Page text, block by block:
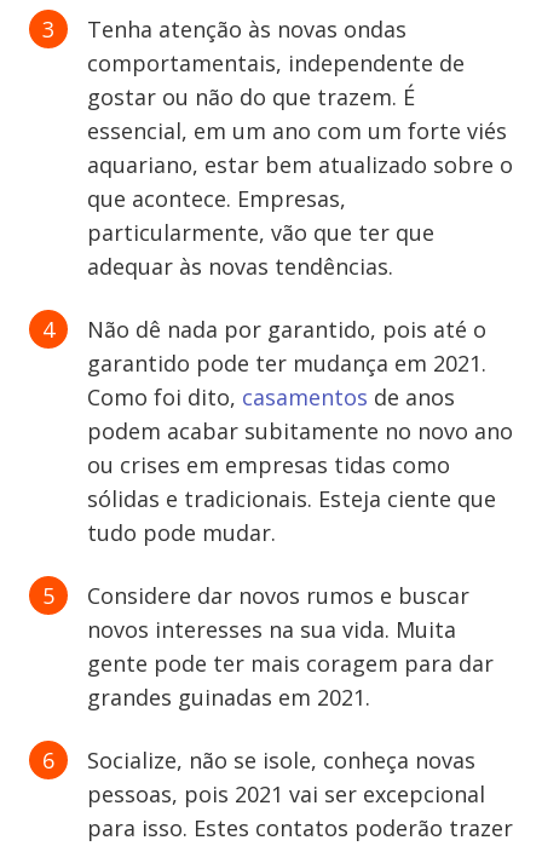
Tenha atenção às novas ondas
comportamentais, independente de
gostar ou não do que trazem. É
essencial, em um ano com um forte viés
aquariano, estar bem atualizado sobre o
que acontece. Empresas,
particularmente, vão que ter que
adequar às novas tendências.
Não dê nada por garantido, pois até o
garantido pode ter mudança em 2021.
Como foi dito, casamentos de anos
podem acabar subitamente no novo ano
ou crises em empresas tidas como
sólidas e tradicionais. Esteja ciente que
tudo pode mudar.
Considere dar novos rumos e buscar
novos interesses na sua vida. Muita
gente pode ter mais coragem para dar
grandes guinadas em 2021.
Socialize, não se isole, conheça novas
pessoas, pois 2021 vai ser excepcional
para isso. Estes contatos poderão trazer